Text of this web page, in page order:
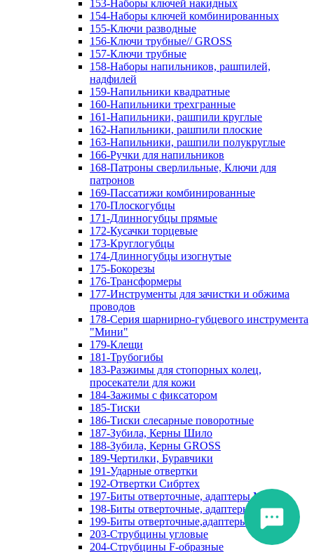
153-Наборы ключей накидных
154-Наборы ключей комбинированных
155-Ключи разводные
156-Ключи трубные// GROSS
157-Ключи трубные
158-Наборы напильников, рашпилей,
надфилей
159-Напильники квадратные
160-Напильники трехгранные
161-Напильники, рашпили круглые
162-Напильники, рашпили плоские
163-Напильники, рашпили полукруглые
166-Ручки для напильников
168-Патроны сверлильные, Ключи для
патронов
169-Пассатижи комбинированные
170-Плоскогубцы
171-Длинногубцы прямые
172-Кусачки торцевые
173-Круглогубцы
174-Длинногубцы изогнутые
175-Бокорезы
176-Трансформеры
177-Инструменты для зачистки и обжима
проводов
178-Серия шарнирно-губцевого инструмента
"Мини"
179-Клещи
181-Трубогибы
183-Разжимы для стопорных колец,
просекатели для кожи
184-Зажимы с фиксатором
185-Тиски
186-Тиски слесарные поворотные
187-Зубила, Керны Шило
188-Зубила, Керны GROSS
189-Чертилки, Буравчики
191-Ударные отвертки
192-Отвертки Сибртех
197-Биты отверточные, адаптеры Matrix
198-Биты отверточные, адаптеры Прочие
199-Биты отверточные,адаптеры Сибртех
203-Струбцины угловые
204-Струбцины F-образные